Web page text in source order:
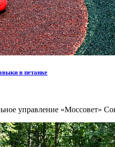
в петанке
управление «Моссовет»